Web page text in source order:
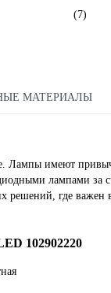
(7)
МАТЕРИАЛЫ
Лампы имеют
лампами за
решений, где важен
102902220